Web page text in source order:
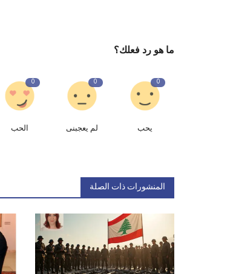
ما هو رد فعلك؟
0
يحب
0
لم يعجبنى
0
الحب
المنشورات ذات الصلة